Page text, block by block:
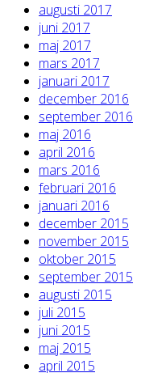
augusti 2017
juni 2017
maj 2017
mars 2017
januari 2017
december 2016
september 2016
maj 2016
april 2016
mars 2016
februari 2016
januari 2016
december 2015
november 2015
oktober 2015
september 2015
augusti 2015
juli 2015
juni 2015
maj 2015
april 2015